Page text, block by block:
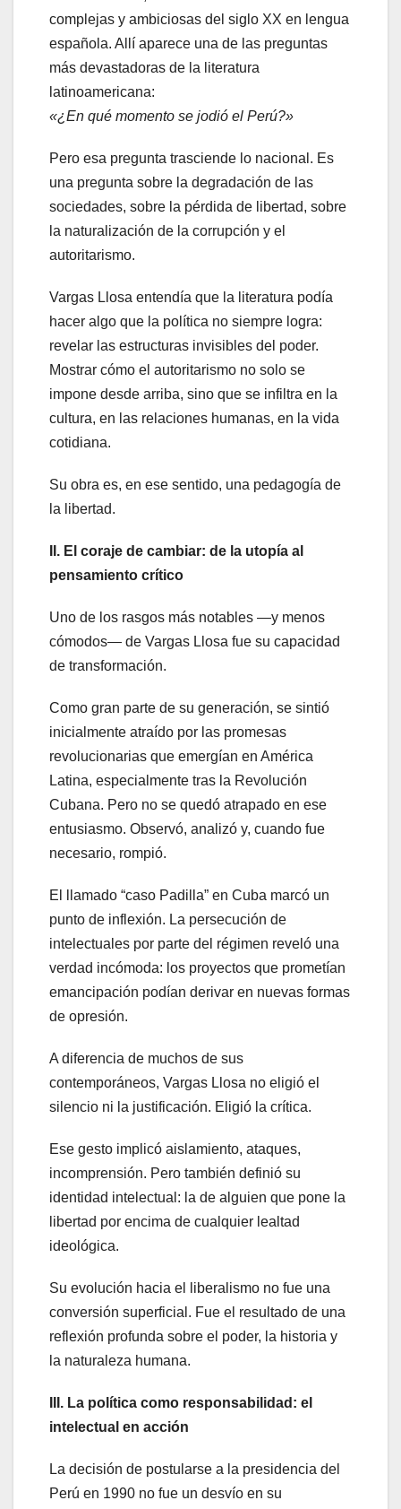
complejas y ambiciosas del siglo XX en lengua
española. Allí aparece una de las preguntas
más devastadoras de la literatura
latinoamericana:
«¿En qué momento se jodió el Perú?»
Pero esa pregunta trasciende lo nacional. Es
una pregunta sobre la degradación de las
sociedades, sobre la pérdida de libertad, sobre
la naturalización de la corrupción y el
autoritarismo.
Vargas Llosa entendía que la literatura podía
hacer algo que la política no siempre logra:
revelar las estructuras invisibles del poder.
Mostrar cómo el autoritarismo no solo se
impone desde arriba, sino que se infiltra en la
cultura, en las relaciones humanas, en la vida
cotidiana.
Su obra es, en ese sentido, una pedagogía de
la libertad.
II. El coraje de cambiar: de la utopía al
pensamiento crítico
Uno de los rasgos más notables —y menos
cómodos— de Vargas Llosa fue su capacidad
de transformación.
Como gran parte de su generación, se sintió
inicialmente atraído por las promesas
revolucionarias que emergían en América
Latina, especialmente tras la Revolución
Cubana. Pero no se quedó atrapado en ese
entusiasmo. Observó, analizó y, cuando fue
necesario, rompió.
El llamado “caso Padilla” en Cuba marcó un
punto de inflexión. La persecución de
intelectuales por parte del régimen reveló una
verdad incómoda: los proyectos que prometían
emancipación podían derivar en nuevas formas
de opresión.
A diferencia de muchos de sus
contemporáneos, Vargas Llosa no eligió el
silencio ni la justificación. Eligió la crítica.
Ese gesto implicó aislamiento, ataques,
incomprensión. Pero también definió su
identidad intelectual: la de alguien que pone la
libertad por encima de cualquier lealtad
ideológica.
Su evolución hacia el liberalismo no fue una
conversión superficial. Fue el resultado de una
reflexión profunda sobre el poder, la historia y
la naturaleza humana.
III. La política como responsabilidad: el
intelectual en acción
La decisión de postularse a la presidencia del
Perú en 1990 no fue un desvío en su